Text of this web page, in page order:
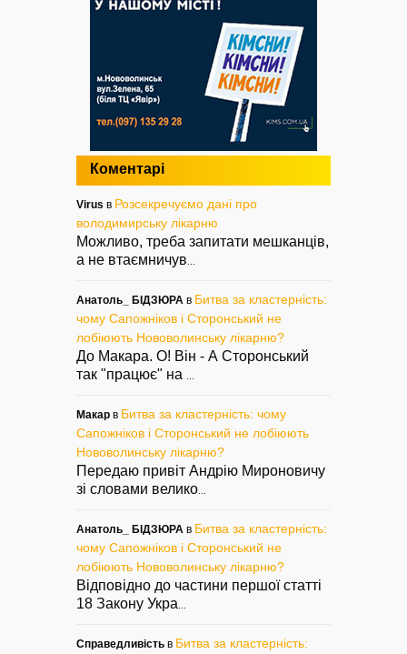
Коментарі
Virus в Розсекречуємо дані про
володимирську лікарню
Можливо, треба запитати мешканців,
а не втаємничув...
Анатоль_ БІДЗЮРА в Битва за кластерність:
чому Сапожніков і Сторонський не
лобіюють Нововолинську лікарню?
До Макара. О! Він - А Сторонський
так "працює" на ...
Макар в Битва за кластерність: чому
Сапожніков і Сторонський не лобіюють
Нововолинську лікарню?
Передаю привіт Андрію Мироновичу
зі словами велико...
Анатоль_ БІДЗЮРА в Битва за кластерність:
чому Сапожніков і Сторонський не
лобіюють Нововолинську лікарню?
Відповідно до частини першої статті
18 Закону Укра...
Справедливість в Битва за кластерність: